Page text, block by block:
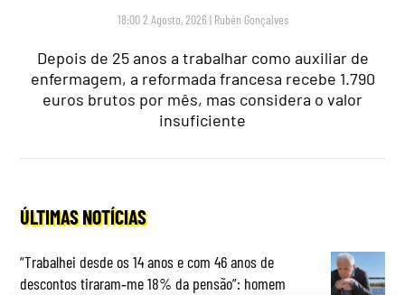
18:00 2 Agosto, 2026 | Rubén Gonçalves
Depois de 25 anos a trabalhar como auxiliar de
enfermagem, a reformada francesa recebe 1.790
euros brutos por mês, mas considera o valor
insuficiente
ÚLTIMAS NOTÍCIAS
“Trabalhei desde os 14 anos e com 46 anos de
descontos tiraram‑me 18% da pensão”: homem